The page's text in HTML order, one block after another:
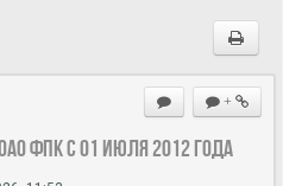
+
ФПК с 01 июля 2012 года